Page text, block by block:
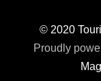
© 2020
Proudly